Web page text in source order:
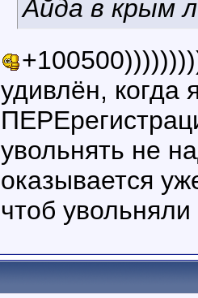
Айда в крым
удивлён, когда
увольнять не
оказывается
чтоб